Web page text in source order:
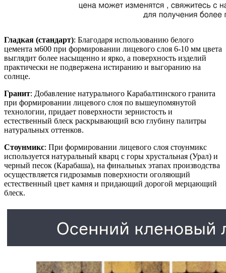
Гладкая (стандарт): Благодаря использованию белого
цемента м600 при формировании лицевого слоя 6-10 мм цвета
выглядит более насыщенно и ярко, а поверхность изделий
практически не подвержена истиранию и выгоранию на
солнце.
Гранит: Добавление натурального Карабалтинского гранита
при формировании лицевого слоя по вышеупомянутой
технологии, придает поверхности зернистость и
естественный блеск раскрывающий всю глубину палитры
натуральных оттенков.
Стоунмикс: При формировании лицевого слоя стоунмикс
используется натуральный кварц с горы хрустальная (Урал) и
черный песок (Карабаша), на финальных этапах производства
осуществляется гидрозамыв поверхности оголяющий
естественный цвет камня и придающий дорогой мерцающий
блеск.